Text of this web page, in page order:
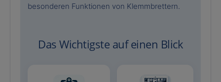
besonderen Funktionen von Klemmbrettern.
Das Wichtigste auf einen Blick